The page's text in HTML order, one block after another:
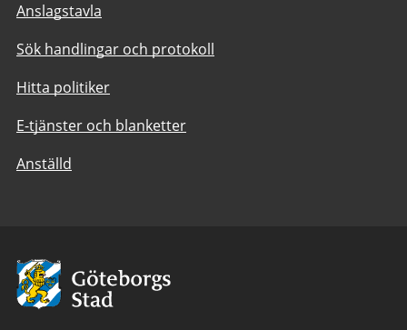
Anslagstavla
Sök handlingar och protokoll
Hitta politiker
E-tjänster och blanketter
Anställd
Avsändare:
Göteborgs
Stad